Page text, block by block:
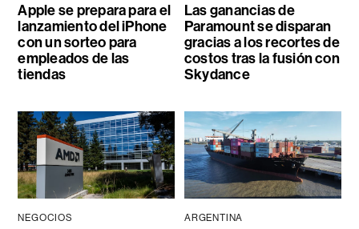
Apple se prepara para el
lanzamiento del iPhone
con un sorteo para
empleados de las
tiendas
Las ganancias de
Paramount se disparan
gracias a los recortes de
costos tras la fusión con
Skydance
NEGOCIOS ARGENTINA